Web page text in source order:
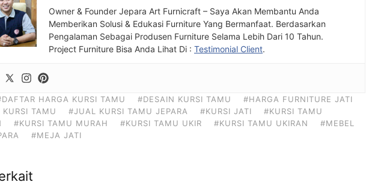
Owner & Founder Jepara Art Furnicraft – Saya Akan Membantu Anda
Memberikan Solusi & Edukasi Furniture Yang Bermanfaat. Berdasarkan
Pengalaman Sebagai Produsen Furniture Selama Lebih Dari 10 Tahun.
Project Furniture Bisa Anda Lihat Di : Testimonial Client.
HARGA KURSI TAMU #DESAIN KURSI TAMU
#HARGA FURNITURE JATI
TAMU
#JUAL KURSI TAMU JEPARA #KURSI JATI
#KURSI TAMU
#KURSI TAMU MURAH #KURSI TAMU UKIR #KURSI TAMU UKIRAN
#MEBEL
#MEJA JATI